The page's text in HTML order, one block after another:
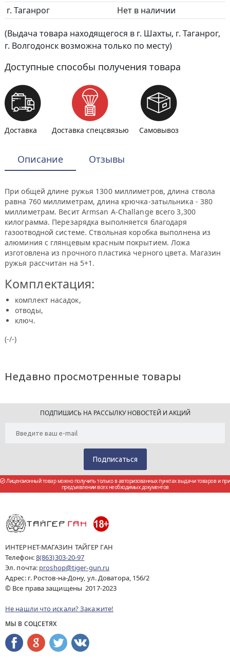
г. Таганрог
Нет в наличии
(Выдача товара находящегося в г. Шахты, г. Таганрог,
г. Волгодонск возможна только по месту)
Доступные способы получения товара
Доставка Доставка спецсвязью Самовывоз
Описание Отзывы
При общей длине ружья 1300 миллиметров, длина ствола
равна 760 миллиметрам, длина крючка-затыльника - 380
миллиметрам. Весит Armsan A-Challange всего 3,300
килограмма. Перезарядка выполняется благодаря
газоотводной системе. Ствольная коробка выполнена из
алюминия с глянцевым красным покрытием. Ложа
изготовлена из прочного пластика черного цвета. Магазин
ружья рассчитан на 5+1.
Комплектация:
комплект насадок,
отводы,
ключ.
(-/-)
Недавно просмотренные товары
ПОДПИШИСЬ НА РАССЫЛКУ НОВОСТЕЙ И АКЦИЙ
Лицензионный товар можно получить только в авторизованных пунктах выдачи товаров и при
предъявлении всех необходимых документов
ИНТЕРНЕТ-МАГАЗИН ТАЙГЕР ГАН
Телефон:8(863)303-20-97
Эл. почта: proshop@tiger-gun.ru
Адрес: г. Ростов-на-Дону, ул. Доватора, 156/2
© Все права защищены 2017-2023
Не нашли что искали? Закажите!
МЫ В СОЦСЕТЯХ